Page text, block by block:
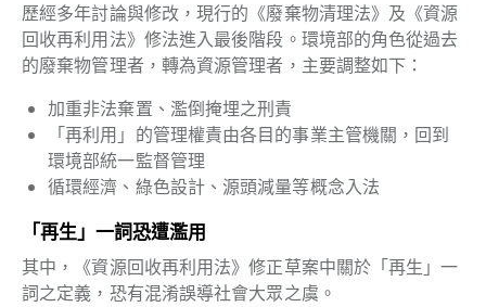
歷經多年討論與修改，現行的《廢棄物清理法》及《資源
回收再利用法》修法進入最後階段。環境部的角色從過去
的廢棄物管理者，轉為資源管理者，主要調整如下：
加重非法棄置、濫倒掩埋之刑責
「再利用」的管理權責由各目的事業主管機關，回到
環境部統一監督管理
循環經濟、綠色設計、源頭減量等概念入法
「再生」一詞恐遭濫用
其中，《資源回收再利用法》修正草案中關於「再生」一
詞之定義，恐有混淆誤導社會大眾之虞。